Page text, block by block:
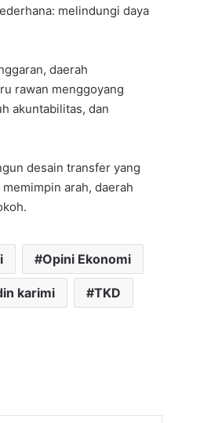
melindungi daya
daerah
rawan menggoyang
akuntabilitas, dan
desain transfer yang
arah, daerah
Opini Ekonomi
karimi TKD